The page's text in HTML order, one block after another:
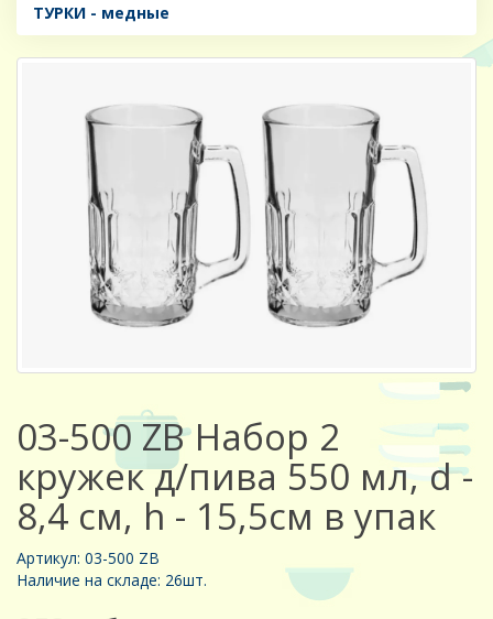
ТУРКИ - медные
03-500 ZB Набор 2
кружек д/пива 550 мл, d -
8,4 см, h - 15,5см в упак
Артикул: 03-500 ZB
Наличие на складе: 26шт.